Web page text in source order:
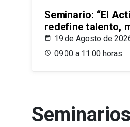
Seminario: “El
redefine talento,
19 de Agosto de
09:00 a 11:00 horas
Seminarios